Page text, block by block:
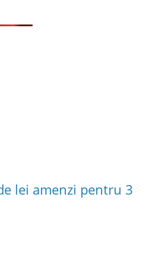
lei amenzi pentru 3